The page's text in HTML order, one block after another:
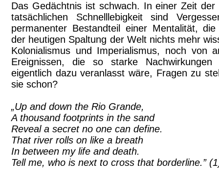
Das Gedächtnis ist schwach. In einer Zeit der
tatsächlichen Schnelllebigkeit sind
permanenter Bestandteil einer Mentalität,
der heutigen Spaltung der Welt nichts mehr
Kolonialismus und Imperialismus, noch von
Ereignissen, die so starke
eigentlich dazu veranlasst wäre, Fragen zu
sie schon?
„Up and down the Rio Grande,
A thousand footprints in the sand
Reveal a secret no one can define.
That river rolls on like a breath
In between my life and death.
Tell me, who is next to cross that borderline.”